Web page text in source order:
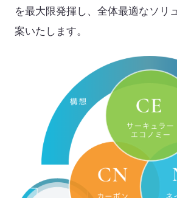
を最大限発揮し、全体最適なソリ
案いたします。